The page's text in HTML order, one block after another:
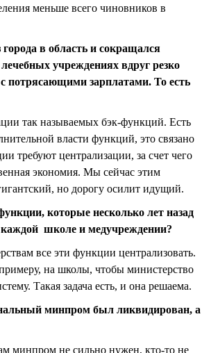
меньше всего чиновников в
в область и сокращался
учреждениях вдруг резко
потрясающими зарплатами. То есть
так называемых бэк-функций. Есть
власти функций, это связано
требуют централизации, за счет чего
экономия. Мы сейчас этим
но дорогу осилит идущий.
которые несколько лет назад
каждой школе и медучреждении?
все эти функции централизовать.
на школы, чтобы министерство
Такая задача есть, и она решаема.
минпром был ликвидирован, а
минпром не сильно нужен, кто-то не